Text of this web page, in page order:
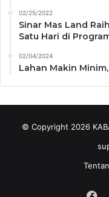
02/25/2022
Sinar Mas Land
Satu Hari di
02/04/2024
Lahan Makin
© Copyright 2026